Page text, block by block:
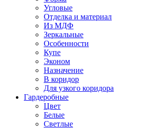
Угловые
Отделка и материал
Из МДФ
Зеркальные
Особенности
Купе
Эконом
Назначение
В коридор
Для узкого коридора
Гардеробные
Цвет
Белые
Светлые